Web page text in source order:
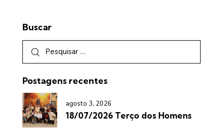
Buscar
Postagens recentes
agosto 3, 2026
18/07/2026 Terço dos Homens